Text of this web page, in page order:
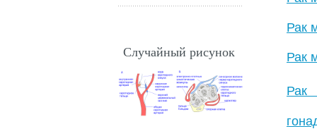
Рак
Рак
Рак
Случайный рисунок